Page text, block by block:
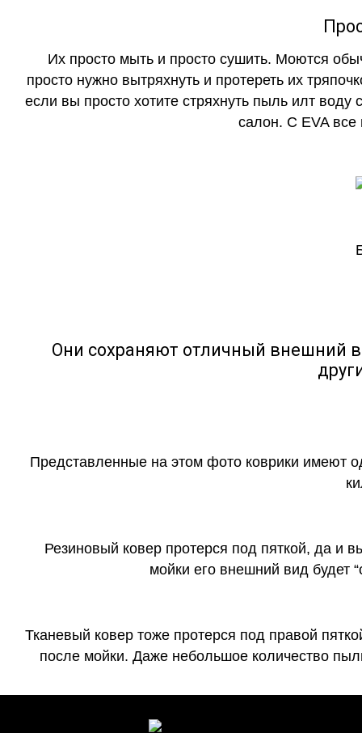
Их просто мыть и просто сушить. Моются
просто нужно вытряхнуть и протереть их
если вы просто хотите стряхнуть пыль илт воду
салон. С EVA все
Они сохраняют отличный внешний
Представленные на этом фото коврики имеют
Резиновый ковер протерся под пяткой, да и
мойки его внешний вид будет
Тканевый ковер тоже протерся под правой
после мойки. Даже небольшое количество